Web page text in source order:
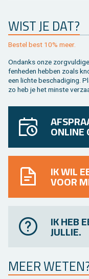
WIST JE DAT?
Be­stel best 10% meer.
On­danks onze
fen­he­den heb­ben zoals
een lich­te be­scha­di­ging.
zo heb je het min­ste
ONLINE
IK WIL
VOOR
IK HEB
JULLIE.
MEER